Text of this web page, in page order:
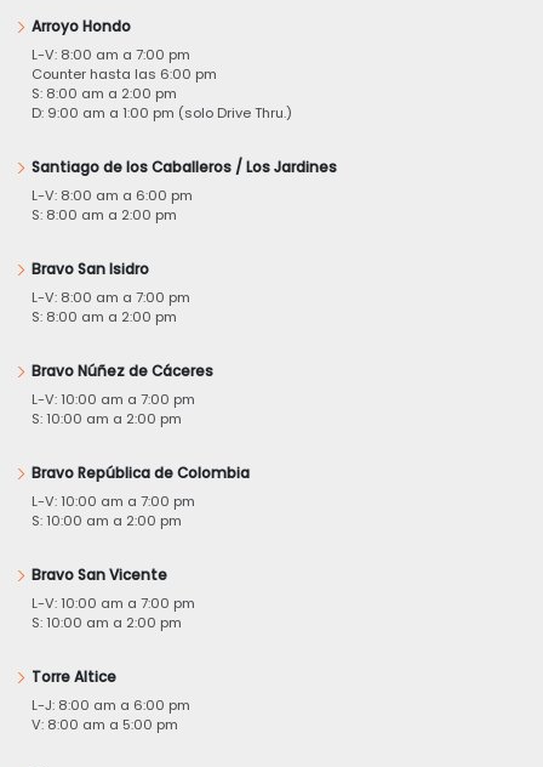
Arroyo Hondo
L-V: 8:00 am a 7:00 pm
Counter hasta las 6:00 pm
S: 8:00 am a 2:00 pm
D: 9:00 am a 1:00 pm (solo Drive Thru.)
Santiago de los Caballeros / Los Jardines
L-V: 8:00 am a 6:00 pm
S: 8:00 am a 2:00 pm
Bravo San Isidro
L-V: 8:00 am a 7:00 pm
S: 8:00 am a 2:00 pm
Bravo Núñez de Cáceres
L-V: 10:00 am a 7:00 pm
S: 10:00 am a 2:00 pm
Bravo República de Colombia
L-V: 10:00 am a 7:00 pm
S: 10:00 am a 2:00 pm
Bravo San Vicente
L-V: 10:00 am a 7:00 pm
S: 10:00 am a 2:00 pm
Torre Altice
L-J: 8:00 am a 6:00 pm
V: 8:00 am a 5:00 pm